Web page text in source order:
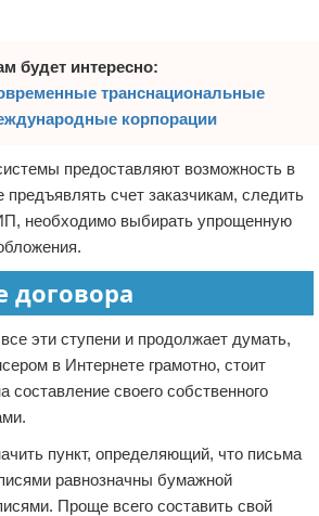
будет интересно:
транснациональные
корпорации
предоставляют возможность в
предъявлять счет заказчикам, следить
необходимо выбирать упрощенную
договора
эти ступени и продолжает думать,
в Интернете грамотно, стоит
составление своего собственного
пункт, определяющий, что письма
равнозначны бумажной
Проще всего составить свой